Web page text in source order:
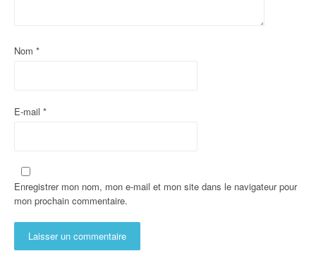
Nom *
E-mail *
Enregistrer mon nom, mon e-mail et mon site dans le navigateur pour
mon prochain commentaire.